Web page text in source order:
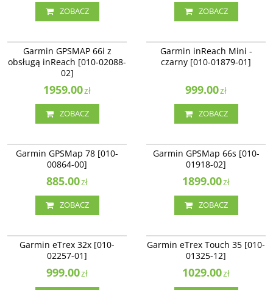
ZOBACZ ZOBACZ
Garmin GPSMAP 66i z
obsługą inReach [010-02088-
02]
1959.00zł
ZOBACZ
Garmin inReach Mini -
czarny [010-01879-01]
999.00zł
ZOBACZ
Garmin GPSMap 78 [010-
00864-00]
885.00zł
ZOBACZ
Garmin GPSMap 66s [010-
01918-02]
1899.00zł
ZOBACZ
BESTSELLER NAJLEPSZE
Garmin eTrex 32x [010-
02257-01]
999.00zł
Garmin eTrex Touch 35 [010-
01325-12]
1029.00zł